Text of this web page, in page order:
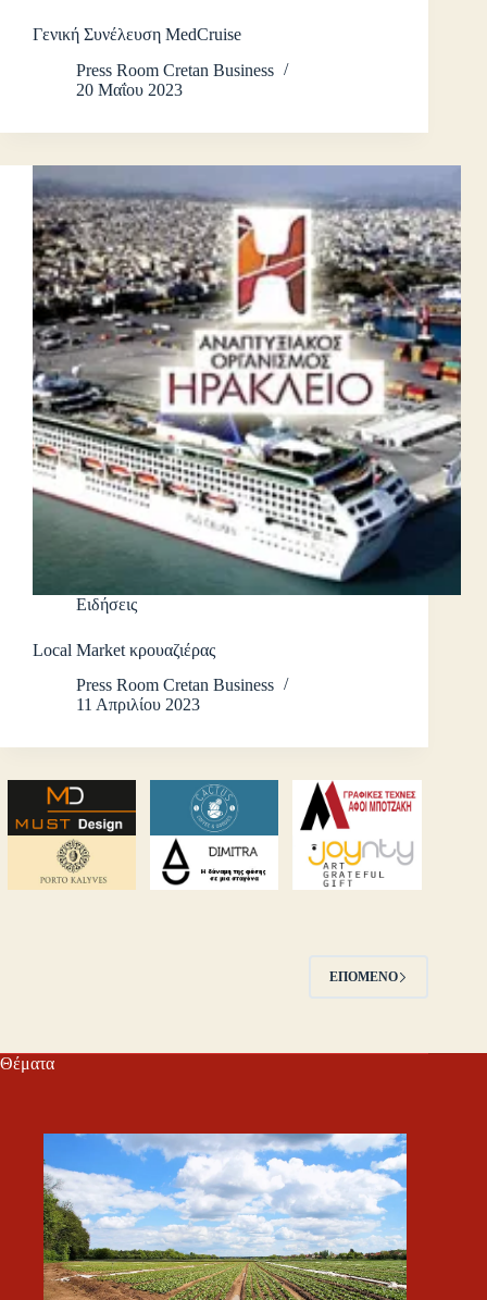
Γενική Συνέλευση MedCruise
Press Room Cretan Business
20 Μαΐου 2023
Ειδήσεις
Local Market κρουαζιέρας
Press Room Cretan Business
11 Απριλίου 2023
ΕΠΌΜΕΝΟ
Θέματα